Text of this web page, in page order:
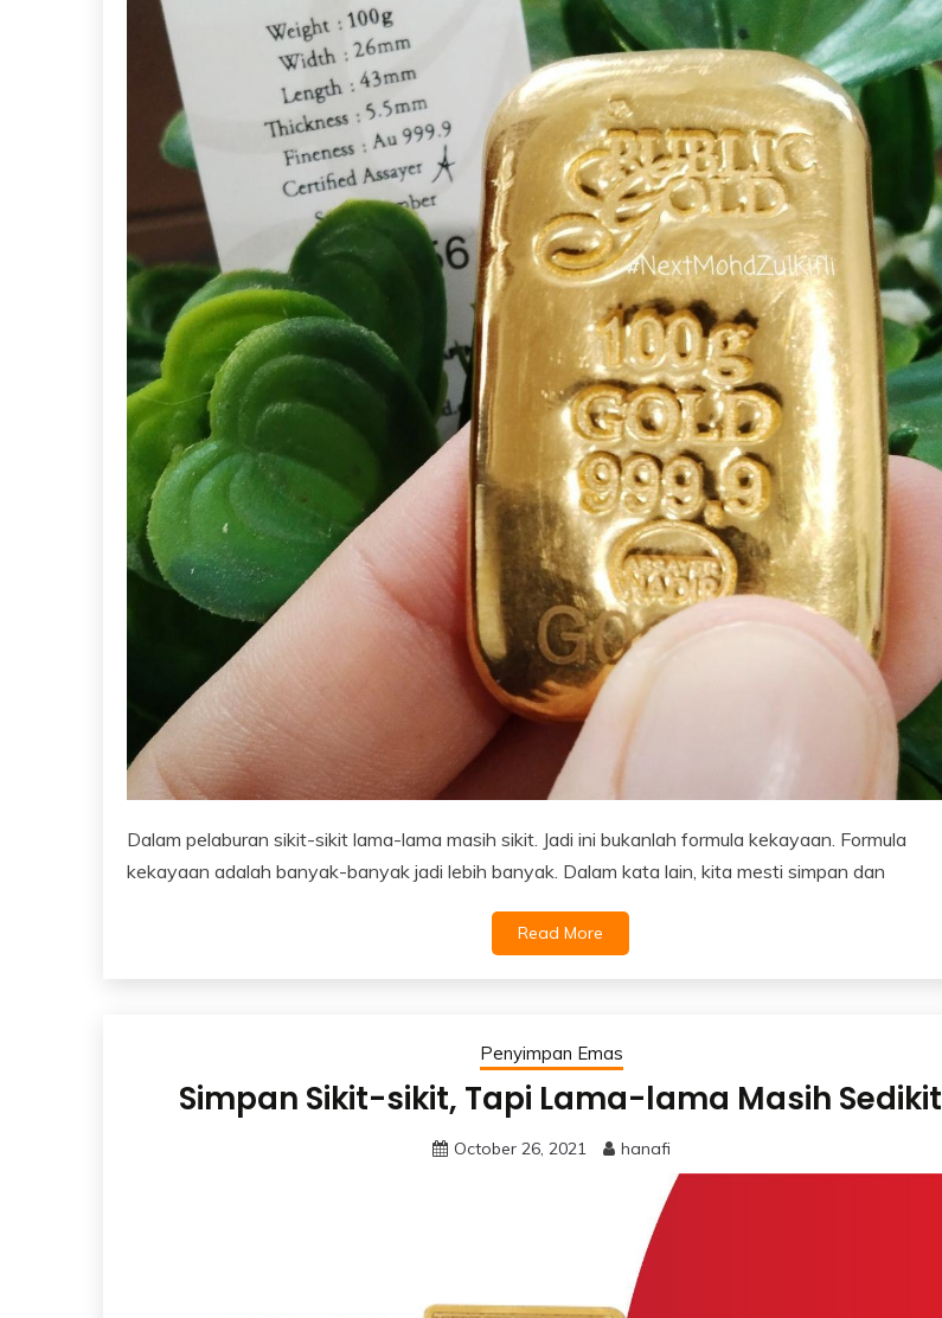
Dalam pelaburan sikit-sikit lama-lama masih sikit. Jadi ini bukanlah formula kekayaan. Formula
kekayaan adalah banyak-banyak jadi lebih banyak. Dalam kata lain, kita mesti simpan dan
Read More
Penyimpan Emas
Simpan Sikit-sikit, Tapi Lama-lama Masih Sedikit
October 26, 2021 hanafi